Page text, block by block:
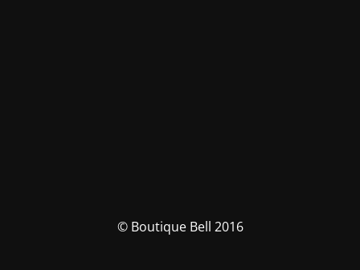
© Boutique Bell 2016